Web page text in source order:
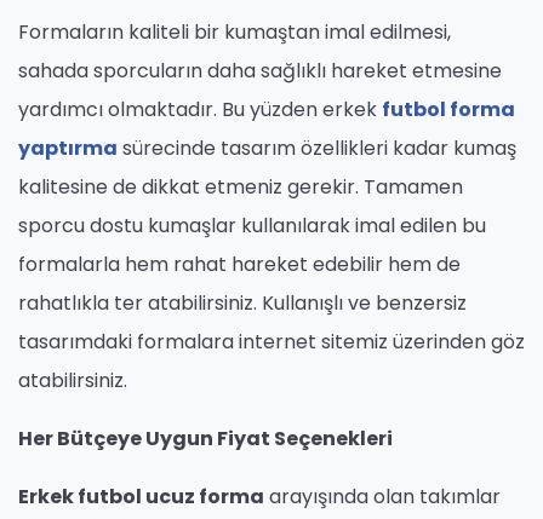
Formaların kaliteli bir kumaştan imal edilmesi,
sahada sporcuların daha sağlıklı hareket etmesine
yardımcı olmaktadır. Bu yüzden erkek futbol forma
yaptırma sürecinde tasarım özellikleri kadar kumaş
kalitesine de dikkat etmeniz gerekir. Tamamen
sporcu dostu kumaşlar kullanılarak imal edilen bu
formalarla hem rahat hareket edebilir hem de
rahatlıkla ter atabilirsiniz. Kullanışlı ve benzersiz
tasarımdaki formalara internet sitemiz üzerinden göz
atabilirsiniz.
Her Bütçeye Uygun Fiyat Seçenekleri
Erkek futbol ucuz forma arayışında olan takımlar